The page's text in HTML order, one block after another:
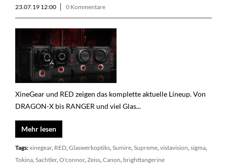
23.07.19 12:00 0 Kommentare
XineGear und RED zeigen das komplette aktuelle Lineup. Von
DRAGON-X bis RANGER und viel Glas...
Mehr lesen
Tags:xinegear, RED, Glaswerkoptiks, Sumire, Supreme, vistavision, sigma,
Tokina, Sachtler, O'connor, Zeiss, Canon, brighttangerine